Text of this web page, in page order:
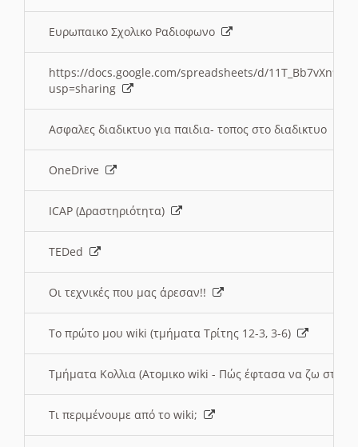
Ευρωπαικο Σχολικο Ραδιοφωνο
https://docs.google.com/spreadsheets/d/
usp=sharing
Ασφαλες διαδικτυο για παιδια- τοπος στο διαδικτυο
OneDrive
ICAP (Δραστηριότητα)
TEDed
Οι τεχνικές που μας άρεσαν!!
Το πρώτο μου wiki (τμήματα Τρίτης 12-3, 3-6)
Τμήματα Κολλια (Ατομικο wiki - Πώς έφτασα να ζω στην
Τι περιμένουμε από το wiki;